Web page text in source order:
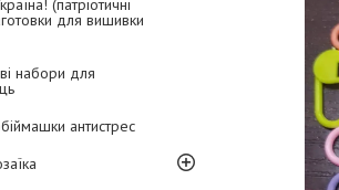
(патріотичні
для вишивки
набори для
антистрес